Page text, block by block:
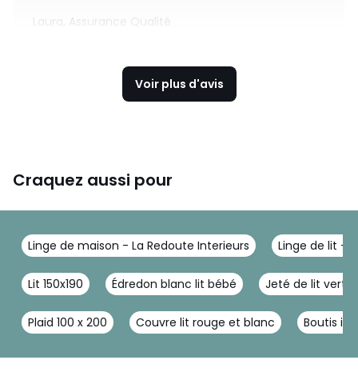
Laura, Assurance Qualité
Voir plus d'avis
Craquez aussi pour
Linge de maison - La Redoute Interieurs Linge de lit -
Lit 150x190 Édredon blanc lit bébé Jeté de lit vert
Plaid 100 x 200 Couvre lit rouge et blanc Boutis